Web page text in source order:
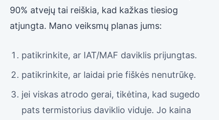
90% atvejų tai reiškia, kad kažkas tiesiog
atjungta. Mano veiksmų planas jums:
patikrinkite, ar IAT/MAF daviklis prijungtas.
patikrinkite, ar laidai prie fiškės nenutrūkę.
jei viskas atrodo gerai, tikėtina, kad sugedo
pats termistorius daviklio viduje. Jo kaina